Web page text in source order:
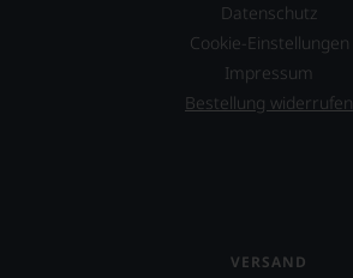
Datenschutz
Cookie-Einstellungen
Impressum
Bestellung widerrufen
VERSAND